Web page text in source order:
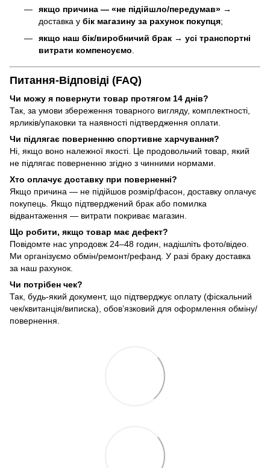
якщо причина — «не підійшло/передумав» →
доставка у бік магазину за рахунок покупця;
якщо наш бік/виробничий брак → усі транспортні
витрати компенсуємо.
Питання-Відповіді (FAQ)
Чи можу я повернути товар протягом 14 днів?
Так, за умови збереження товарного вигляду, комплектності,
ярликів/упаковки та наявності підтвердження оплати.
Чи підлягає поверненню спортивне харчування?
Ні, якщо воно належної якості. Це продовольчий товар, який
не підлягає поверненню згідно з чинними нормами.
Хто оплачує доставку при поверненні?
Якщо причина — не підійшов розмір/фасон, доставку оплачує
покупець. Якщо підтверджений брак або помилка
відвантаження — витрати покриває магазин.
Що робити, якщо товар має дефект?
Повідомте нас упродовж 24–48 годин, надішліть фото/відео.
Ми організуємо обмін/ремонт/рефанд. У разі браку доставка
за наш рахунок.
Чи потрібен чек?
Так, будь-який документ, що підтверджує оплату (фіскальний
чек/квитанція/виписка), обов’язковий для оформлення обміну/
повернення.